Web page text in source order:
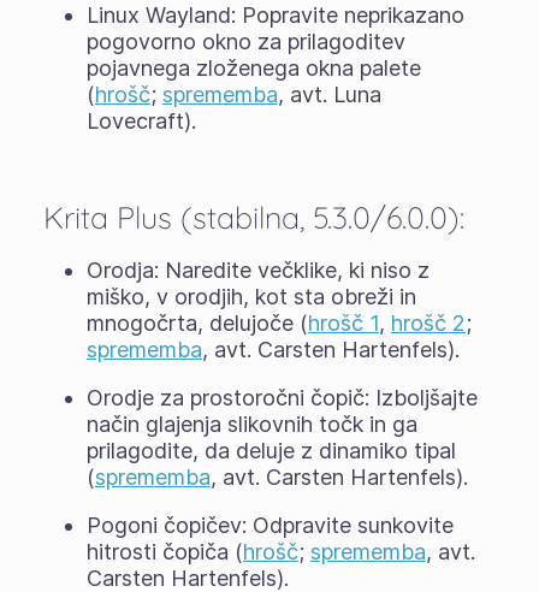
Linux Wayland: Popravite neprikazano
pogovorno okno za prilagoditev
pojavnega zloženega okna palete
(hrošč; sprememba, avt. Luna
Lovecraft).
Krita Plus (stabilna, 5.3.0/6.0.0):
Orodja: Naredite večklike, ki niso z
miško, v orodjih, kot sta obreži in
mnogočrta, delujoče (hrošč 1, hrošč 2;
sprememba, avt. Carsten Hartenfels).
Orodje za prostoročni čopič: Izboljšajte
način glajenja slikovnih točk in ga
prilagodite, da deluje z dinamiko tipal
(sprememba, avt. Carsten Hartenfels).
Pogoni čopičev: Odpravite sunkovite
hitrosti čopiča (hrošč; sprememba, avt.
Carsten Hartenfels).